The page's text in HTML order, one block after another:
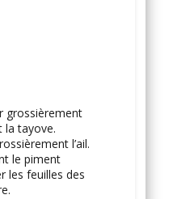
grossièrement
la tayove.
l’ail.
le piment
les feuilles des